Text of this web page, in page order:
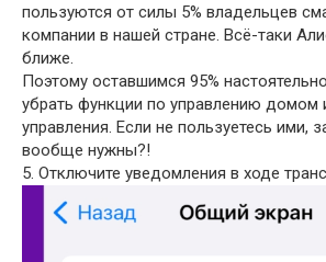
пользуются от силы 5% владельцев
компании в нашей стране. Всё-таки
ближе.
Поэтому оставшимся 95%
убрать функции по управлению домом
управления. Если не пользуетесь ими,
вообще нужны?!
5. Отключите уведомления в ходе